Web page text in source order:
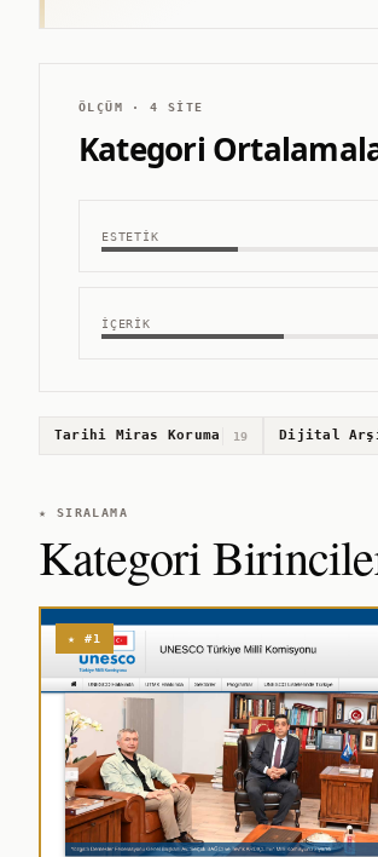
ÖLÇÜM ·4 SITE
Kategori
ESTETIK
İÇERIK
Tarihi Miras Koruma 19 Dijital
★ SIRALAMA
Kategori
★ #1